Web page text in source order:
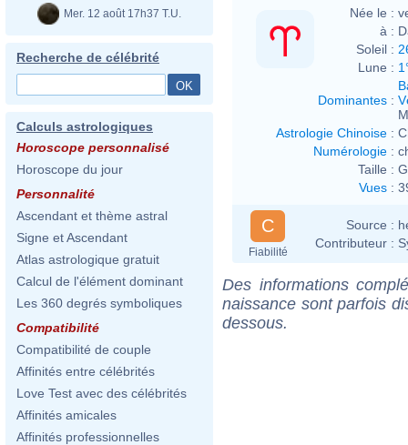
Mer. 12 août 17h37 T.U.
Recherche de célébrité
Calculs astrologiques
Horoscope personnalisé
Horoscope du jour
Personnalité
Ascendant et thème astral
Signe et Ascendant
Atlas astrologique gratuit
Calcul de l'élément dominant
Les 360 degrés symboliques
Compatibilité
Compatibilité de couple
Affinités entre célébrités
Love Test avec des célébrités
Affinités amicales
Affinités professionnelles
Née le :
à :
Soleil :
Lune :
Dominantes :
Astrologie Chinoise :
Numérologie :
Taille :
Vues :
C
Fiabilité
Source :
Contributeur :
Des informations
naissance sont parfois
dessous.